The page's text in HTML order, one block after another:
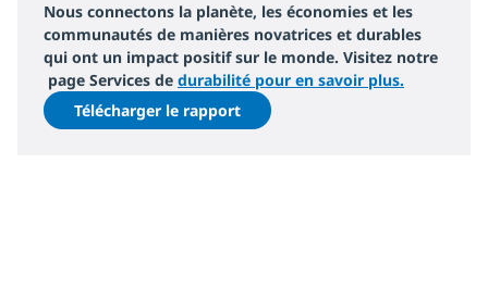
Nous connectons la planète, les économies et les
communautés de manières novatrices et durables
qui ont un impact positif sur le monde. Visitez notre
page Services de durabilité pour en savoir plus.
Télécharger le rapport